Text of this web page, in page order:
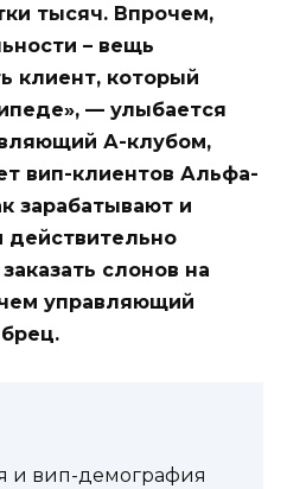
тысяч. Впрочем,
– вещь
клиент, который
— улыбается
А-клубом,
вип-клиентов Альфа-
зарабатывают и
действительно
слонов на
управляющий
и вип-демография